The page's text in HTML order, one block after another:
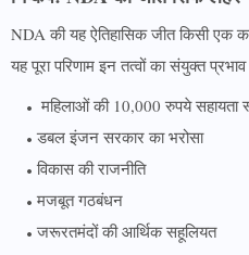
NDA की यह ऐतिहासिक जीत किसी एक
यह पूरा परिणाम इन तत्वों का संयुक्त
महिलाओं की 10,000 रुपये सहायता
डबल इंजन सरकार का भरोसा
विकास की राजनीति
मजबूत गठबंधन
जरूरतमंदों की आर्थिक सहूलियत